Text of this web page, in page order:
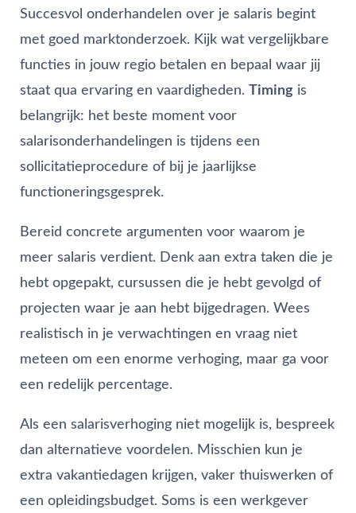
Succesvol onderhandelen over je salaris begint
met goed marktonderzoek. Kijk wat vergelijkbare
functies in jouw regio betalen en bepaal waar jij
staat qua ervaring en vaardigheden. Timing is
belangrijk: het beste moment voor
salarisonderhandelingen is tijdens een
sollicitatieprocedure of bij je jaarlijkse
functioneringsgesprek.
Bereid concrete argumenten voor waarom je
meer salaris verdient. Denk aan extra taken die je
hebt opgepakt, cursussen die je hebt gevolgd of
projecten waar je aan hebt bijgedragen. Wees
realistisch in je verwachtingen en vraag niet
meteen om een enorme verhoging, maar ga voor
een redelijk percentage.
Als een salarisverhoging niet mogelijk is, bespreek
dan alternatieve voordelen. Misschien kun je
extra vakantiedagen krijgen, vaker thuiswerken of
een opleidingsbudget. Soms is een werkgever